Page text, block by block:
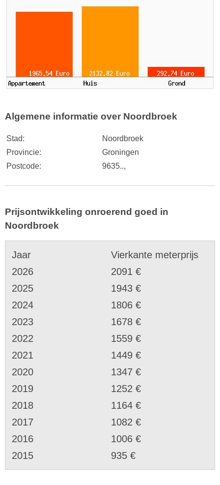
Algemene informatie over Noordbroek
Stad:
Noordbroek
Provincie:
Groningen
Postcode:
9635..,
Prijsontwikkeling onroerend goed in
Noordbroek
Jaar
Vierkante meterprijs
2026
2091 €
2025
1943 €
2024
1806 €
2023
1678 €
2022
1559 €
2021
1449 €
2020
1347 €
2019
1252 €
2018
1164 €
2017
1082 €
2016
1006 €
2015
935 €